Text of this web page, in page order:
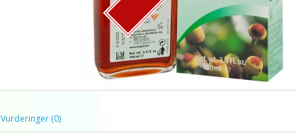
Vurderinger (0)